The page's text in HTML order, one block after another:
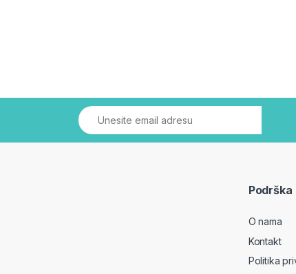
Podrška
O nama
Kontakt
Politika